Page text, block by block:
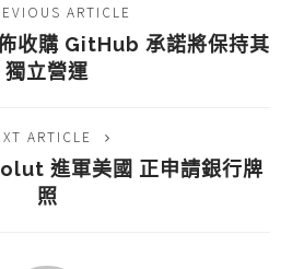
ARTICLE
收購 GitHub 承諾將保持其
獨立營運
ARTICLE
進軍美國 正申請銀行牌
照